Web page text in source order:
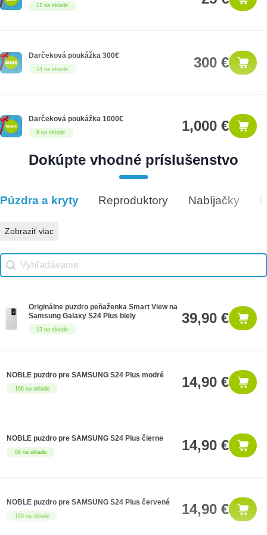
12 na sklade
14 na sklade
Darčeková poukážka 300€ 300 €
8 na sklade
Darčeková poukážka 1000€ 1,000 €
5 na sklade
Dokúpte vhodné príslušenstvo
Vhodné príslušenstvo
Púzdra a kryty Reproduktory Nabíjačky
Zobraziť viac
Vhodné príslušenstvo search
Search content
13 na sklade
Originálne puzdro peňaženka Smart View na
Samsung Galaxy S24 Plus biely
39,90 €
166 na sklade
NOBLE puzdro pre SAMSUNG S24 Plus modré 14,90 €
66 na sklade
NOBLE puzdro pre SAMSUNG S24 Plus čierne 14,90 €
169 na sklade
NOBLE puzdro pre SAMSUNG S24 Plus červené 14,90 €